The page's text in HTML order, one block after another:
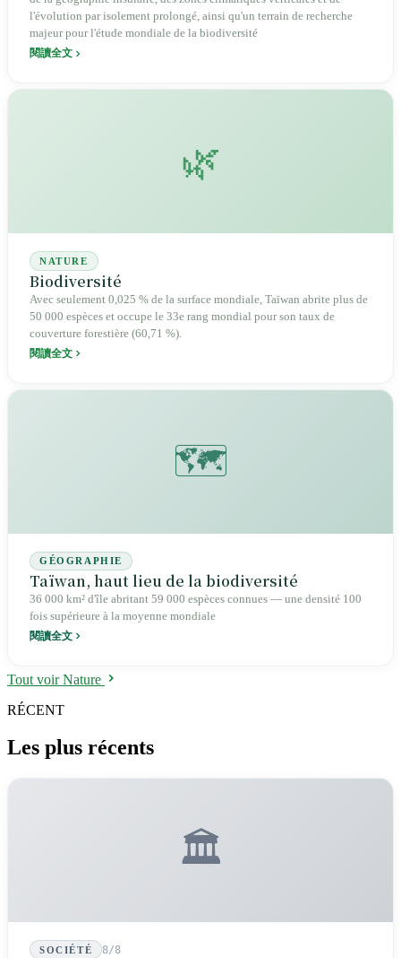
l'évolution par isolement prolongé, ainsi qu'un terrain de recherche
majeur pour l'étude mondiale de la biodiversité
閱讀全文
🌿
NATURE
Biodiversité
Avec seulement 0,025 % de la surface mondiale, Taïwan abrite plus de
50 000 espèces et occupe le 33e rang mondial pour son taux de
couverture forestière (60,71 %).
閱讀全文
🗺️
GÉOGRAPHIE
Taïwan, haut lieu de la biodiversité
36 000 km² d'île abritant 59 000 espèces connues — une densité 100
fois supérieure à la moyenne mondiale
閱讀全文
Tout voir Nature
RÉCENT
Les plus récents
🏛️
SOCIÉTÉ 8/8